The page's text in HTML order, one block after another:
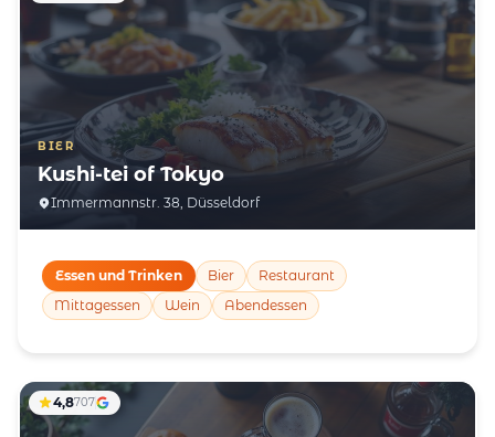
BIER
Kushi-tei of Tokyo
Immermannstr. 38, Düsseldorf
Essen und Trinken Bier
Restaurant
Mittagessen
Wein Abendessen
4,8707